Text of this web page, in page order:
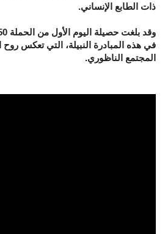
ذات الطابع الإنساني.
في هذه المبادرة النبيلة، التي تعكس روح
المجتمع الناظوري.